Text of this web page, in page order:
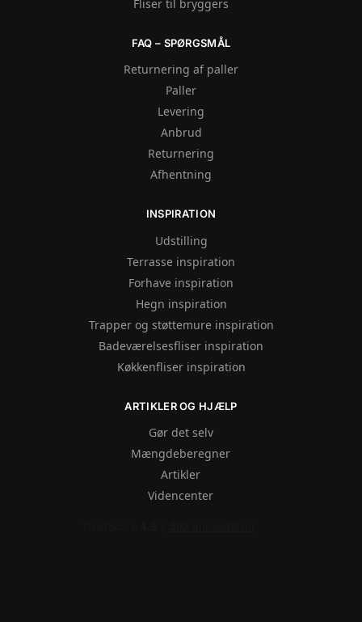
Fliser til bryggers
FAQ – SPØRGSMÅL
Returnering af paller
Paller
Levering
Anbrud
Returnering
Afhentning
INSPIRATION
Udstilling
Terrasse inspiration
Forhave inspiration
Hegn inspiration
Trapper og støttemure inspiration
Badeværelsesfliser inspiration
Køkkenfliser inspiration
ARTIKLER OG HJÆLP
Gør det selv
Mængdeberegner
Artikler
Videncenter